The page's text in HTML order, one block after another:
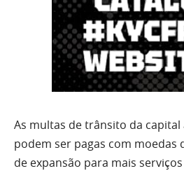
As multas de trânsito da
podem ser pagas com moedas
de expansão para mais